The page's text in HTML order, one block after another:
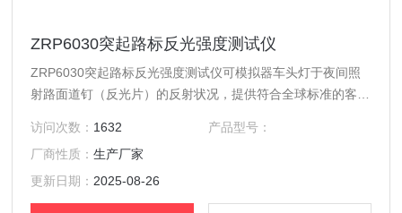
ZRP6030突起路标反光强度测试仪
ZRP6030突起路标反光强度测试仪可模拟器车头灯于夜间照
射路面道钉（反光片）的反射状况，提供符合全球标准的客观
访问次数： 1632
产品型号：
厂商性质：生产厂家
更新日期： 2025-08-26